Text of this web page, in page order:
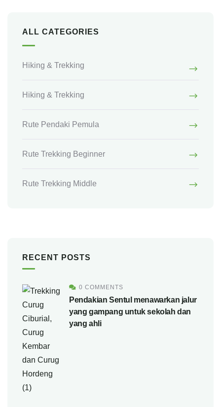
ALL CATEGORIES
Hiking & Trekking
Hiking & Trekking
Rute Pendaki Pemula
Rute Trekking Beginner
Rute Trekking Middle
RECENT POSTS
0 COMMENTS
Pendakian Sentul menawarkan jalur
yang gampang untuk sekolah dan
yang ahli